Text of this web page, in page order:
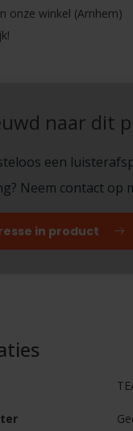
onze winkel (Arnhem)
naar dit
een
Neem contact op
in product